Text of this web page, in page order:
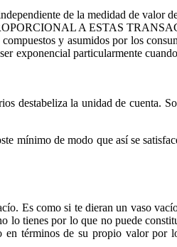
de la medidad de valor
A ESTAS
y asumidos por los
exponencial particularmente
destabeliza la unidad de cuenta.
mínimo de modo que así se
Es como si te dieran un vaso
lo tienes por lo que no puede
términos de su propio valor por